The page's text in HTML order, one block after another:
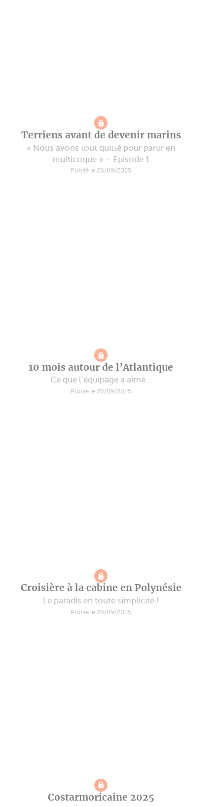
Terriens avant de devenir marins
« Nous avons tout quitté pour partir en
multicoque » – Episode 1
Publié le 26/09/2025
10 mois autour de l’Atlantique
Ce que l’équipage a aimé…
Publié le 26/09/2025
Croisière à la cabine en Polynésie
Le paradis en toute simplicité !
Publié le 26/09/2025
Costarmoricaine 2025